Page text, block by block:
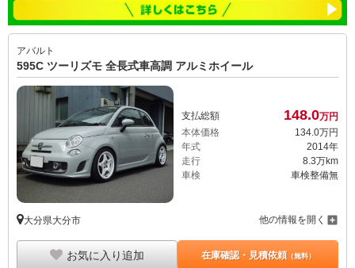
アバルト
595C ツーリズモ 全長式車高調 アルミホイール
支払総額 148.0万円
本体価格
134. 0万円
年式
2014年
走行
8.3万km
車検
車検整備無
大分県大分市 他の情報を開く
お気に入り追加 在庫確認・見積依頼（無料）